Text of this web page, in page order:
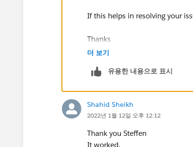
If this helps in resolving your
Thanks
Steffen
더 보기
유용한 내용으로 표시
Shahid Sheikh
2022년 1월 12일 오후 12:12
Thank you Steffen
It worked.